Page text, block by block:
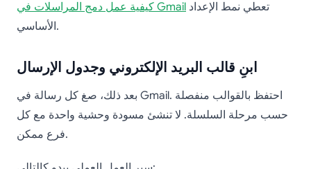
كيفية عمل دمج المراسلات في Gmail
الأساسي.
ابنِ قالب البريد الإلكتروني وجدول الإرسال
بعد ذلك، صغ كل رسالة في Gmail. احتفظ بالقوالب منفصلة
حسب مرحلة السلسلة. لا تنشئ مسودة وحشية واحدة مع كل
فرع ممكن.